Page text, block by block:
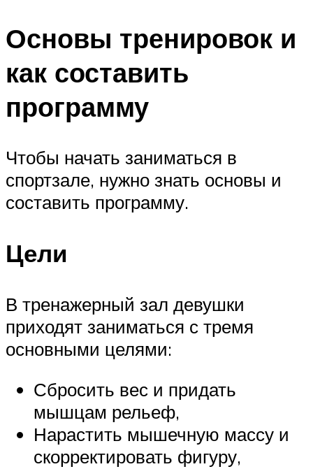
Основы тренировок и
как составить
программу
Чтобы начать заниматься в
спортзале, нужно знать основы и
составить программу.
Цели
В тренажерный зал девушки
приходят заниматься с тремя
основными целями:
Сбросить вес и придать
мышцам рельеф,
Нарастить мышечную массу и
скорректировать фигуру,